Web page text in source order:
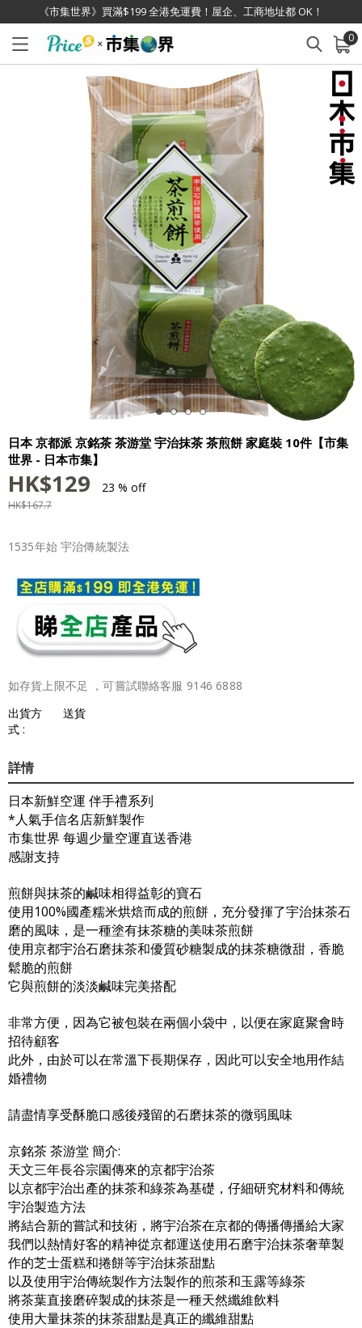
《市集世界》買滿$199 全港免運費！屋企、工商地址都 OK！
0
已加入購物車 查看
日本 京都派 京銘茶 茶游堂 宇治抹茶 茶煎餅 家庭裝 10件【市集
世界 - 日本市集】
HK$129 23 % off
HK$167.7
1535年始 宇治傳統製法
如存貨上限不足 ，可嘗試聯絡客服 9146 6888
出貨方
式 :
送貨
詳情
日本新鮮空運 伴手禮系列
*人氣手信名店新鮮製作
市集世界 每週少量空運直送香港
感謝支持
煎餅與抹茶的鹹味相得益彰的寶石
使用100%國產糯米烘焙而成的煎餅，充分發揮了宇治抹茶石
磨的風味，是一種塗有抹茶糖的美味茶煎餅
使用京都宇治石磨抹茶和優質砂糖製成的抹茶糖微甜，香脆
鬆脆的煎餅
它與煎餅的淡淡鹹味完美搭配
非常方便，因為它被包裝在兩個小袋中，以便在家庭聚會時
招待顧客
此外，由於可以在常溫下長期保存，因此可以安全地用作結
婚禮物
請盡情享受酥脆口感後殘留的石磨抹茶的微弱風味
京銘茶 茶游堂 簡介:
天文三年長谷宗園傳來的京都宇治茶
以京都宇治出產​​的抹茶和綠茶為基礎，仔細研究材料和傳統
宇治製造方法
將結合新的嘗試和技術，將宇治茶在京都的傳播傳播給大家
我們以熱情好客的精神從京都運送使用石磨宇治抹茶奢華製
作的芝士蛋糕和捲餅等宇治抹茶甜點
以及使用宇治傳統製作方法製作的煎茶和玉露等綠茶
將茶葉直接磨碎製成的抹茶是一種天然纖維飲料
使用大量抹茶的抹茶甜點是真正的纖維甜點